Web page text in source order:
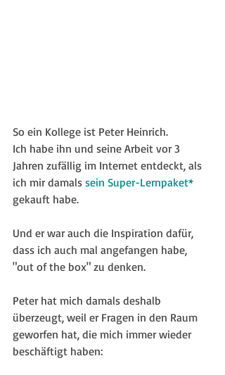
So ein Kollege ist Peter Heinrich.
Ich habe ihn und seine Arbeit vor 3
Jahren zufällig im Internet entdeckt, als
ich mir damals sein Super-Lernpaket*
gekauft habe.
Und er war auch die Inspiration dafür,
dass ich auch mal angefangen habe,
"out of the box" zu denken.
Peter hat mich damals deshalb
überzeugt, weil er Fragen in den Raum
geworfen hat, die mich immer wieder
beschäftigt haben: